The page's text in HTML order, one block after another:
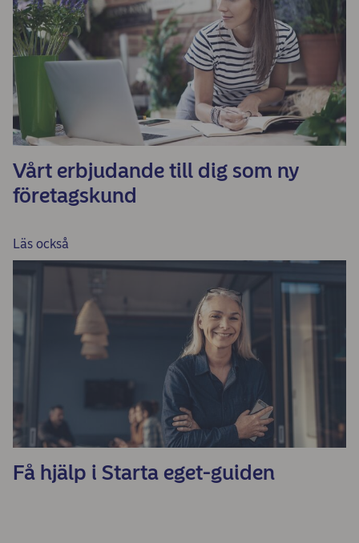
Vårt erbjudande till dig som ny
företagskund
Läs också
Få hjälp i Starta eget-guiden